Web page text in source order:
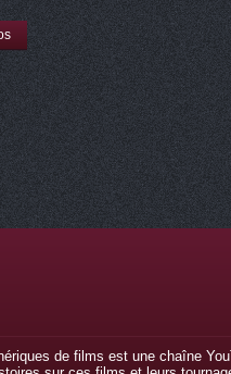
de films est une chaîne